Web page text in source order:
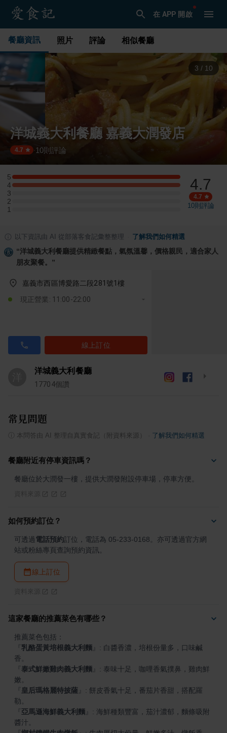
在 APP 開啟
餐廳資訊 照片 評論 相似餐廳
3 / 10
洋城義大利餐廳 嘉義大潤發店
4.7 ·10則評論
5
5 星：4 則評論
4
4 星：4 則評論
3
3 星：0 則評論
2
2 星：0 則評論
1
1 星：0 則評論
4.7
4.7
10則評論
以下資訊由 AI 從部落客食記彙整整理 了解我們如何精選
“洋城義大利餐廳提供精緻餐點，氣氛溫馨，價格親民，適合家人
朋友聚餐。 ”
嘉義市西區博愛路二段281號1樓
現正營業: 11:00-22:00
線上訂位
洋城義大利餐廳
17704個讚
常見問題
本問答由 AI 整理自真實食記（附資料來源） 了解我們如何精選
餐廳附近有停車資訊嗎？
餐廳位於大潤發一樓，提供大潤發附設停車場，停車方便。
如何預約訂位？
可透過電話預約訂位，電話為 05-233-0168。亦可透過官方網
站或粉絲專頁查詢預約資訊。
線上訂位
這家餐廳的推薦菜色有哪些？
乳酪蛋黃培根義大利麵
: 白醬香濃，培根份量多，口味鹹
泰式鮮嫩雞肉義大利麵
: 泰味十足，咖哩香氣撲鼻，雞肉鮮
皇后瑪格麗特披薩
: 餅皮香氣十足，番茄片香甜，搭配羅
亞馬遜海鮮義大利麵
: 海鮮種類豐富，茄汁濃郁，麵條吸附